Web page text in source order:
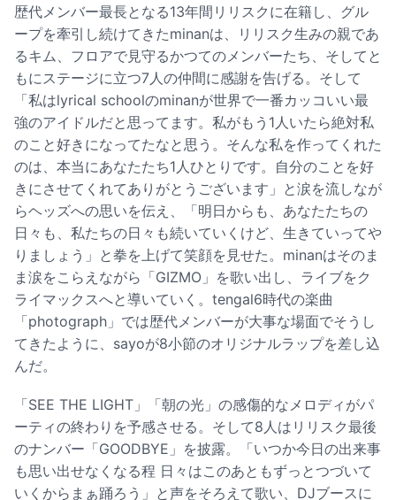
歴代メンバー最長となる13年間リリスクに在籍し、グル
ープを牽引し続けてきたminanは、リリスク生みの親であ
るキム、フロアで見守るかつてのメンバーたち、そしてと
もにステージに立つ7人の仲間に感謝を告げる。そして
「私はlyrical schoolのminanが世界で一番カッコいい最
強のアイドルだと思ってます。私がもう1人いたら絶対私
のこと好きになってたなと思う。そんな私を作ってくれた
のは、本当にあなたたち1人ひとりです。自分のことを好
きにさせてくれてありがとうございます」と涙を流しなが
らヘッズへの思いを伝え、「明日からも、あなたたちの
日々も、私たちの日々も続いていくけど、生きていってや
りましょう」と拳を上げて笑顔を見せた。minanはそのま
ま涙をこらえながら「GIZMO」を歌い出し、ライブをク
ライマックスへと導いていく。tengal6時代の楽曲
「photograph」では歴代メンバーが大事な場面でそうし
てきたように、sayoが8小節のオリジナルラップを差し込
んだ。
「SEE THE LIGHT」「朝の光」の感傷的なメロディがパ
ーティの終わりを予感させる。そして8人はリリスク最後
のナンバー「GOODBYE」を披露。「いつか今日の出来事
も思い出せなくなる程 日々はこのあともずっとつづいて
いくからまぁ踊ろう」と声をそろえて歌い、DJブースに